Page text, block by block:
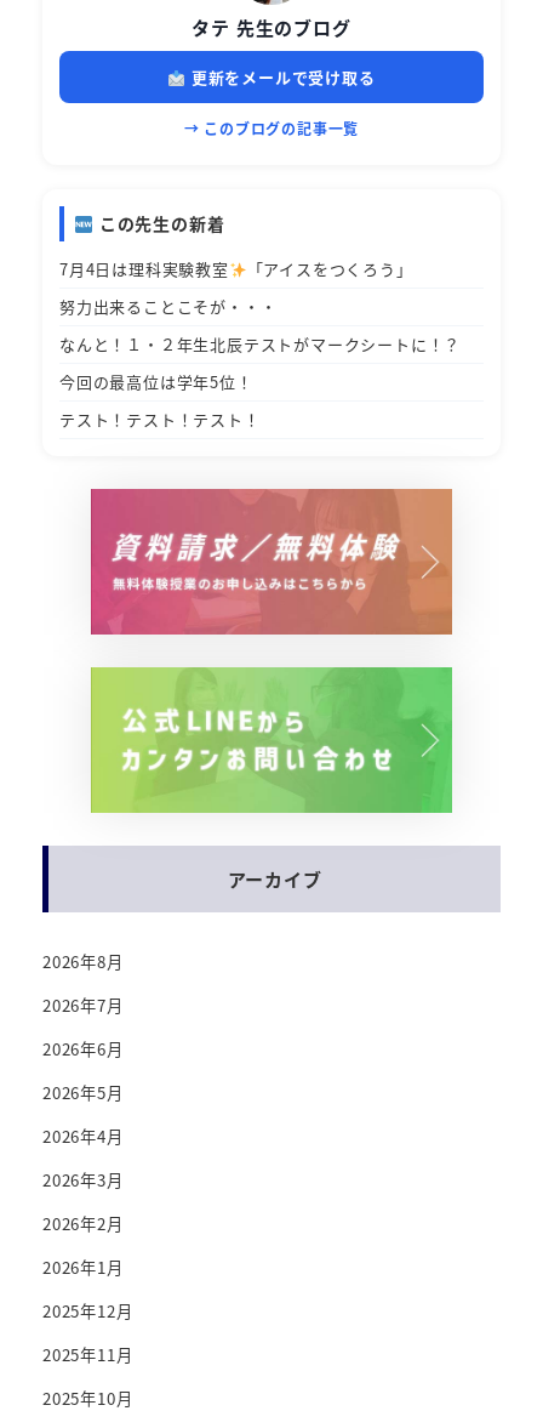
タテ 先生のブログ
更新をメールで受け取る
→ このブログの記事一覧
この先生の新着
7月4日は理科実験教室
「アイスをつくろう」
努力出来ることこそが・・・
なんと！１・２年生北辰テストがマークシートに！？
今回の最高位は学年5位！
テスト！テスト！テスト！
アーカイブ
2026年8月
2026年7月
2026年6月
2026年5月
2026年4月
2026年3月
2026年2月
2026年1月
2025年12月
2025年11月
2025年10月